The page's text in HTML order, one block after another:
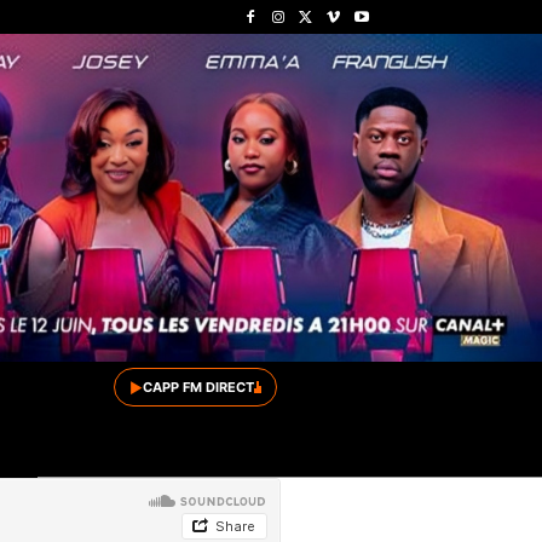
▶CAPP FM DIRECT